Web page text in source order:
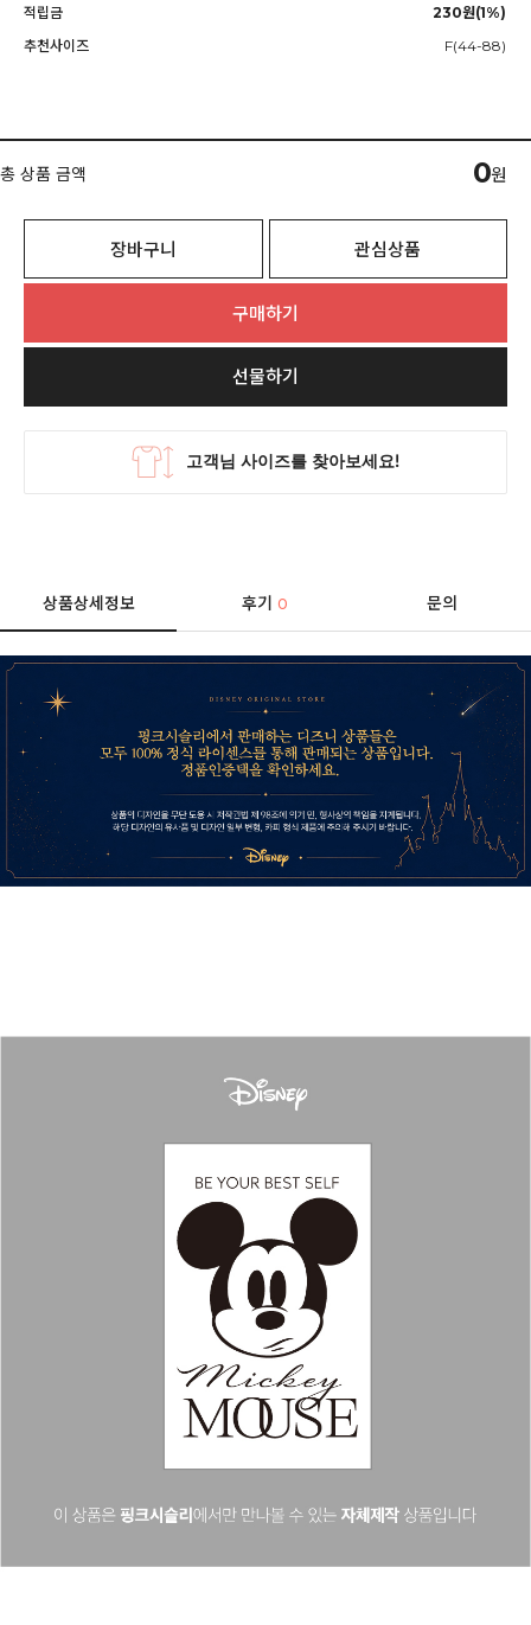
적립금
230원(1%)
추천사이즈
F(44-88)
총 상품 금액 0원
장바구니 관심상품
구매하기
선물하기
상품상세정보 후기0 문의